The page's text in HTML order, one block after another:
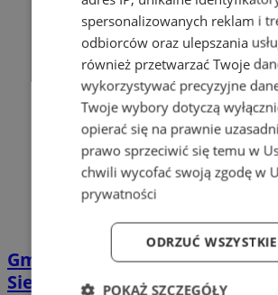
Gminny Program
Siemianowice Śląskie wciąż
spersonalizowanych reklam i
odbiorców oraz ulepszania
również przetwarzać Twoje
wykorzystywać precyzyjne
Twoje wybory dotyczą
opierać się na prawnie
prawo sprzeciwić się temu w
chwili wycofać swoją zgodę w
prywatności
ODRZUĆ WSZYSTKIE
POKAŻ SZCZEGÓŁY